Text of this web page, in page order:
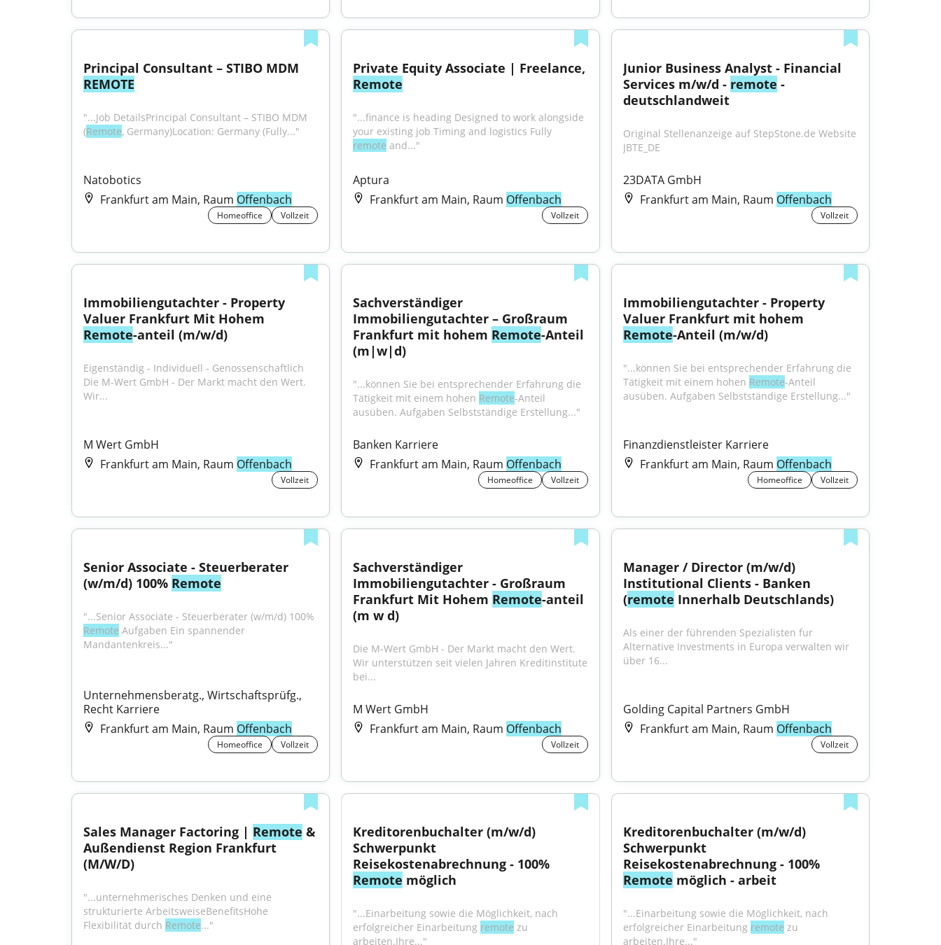
REMOTE
"...Job DetailsPrincipal Consultant – STIBO MDM
(Remote, Germany)Location: Germany (Fully..."
Natobotics
Frankfurt am Main, Raum Offenbach
Homeoffice Vollzeit
Remote
"...finance is heading Designed to work alongside
remote and..."
Aptura
Frankfurt am Main, Raum Offenbach
Vollzeit
Junior Business Analyst - Financial
Services m/w/d - remote -
deutschlandweit
Original Stellenanzeige auf StepStone.de Website
JBTE_DE
23DATA GmbH
Frankfurt am Main, Raum Offenbach
Vollzeit
Immobiliengutachter - Property
Remote-anteil (m/w/d)
Eigenständig - Individuell - Genossenschaftlich
Die M-Wert GmbH - Der Markt macht den Wert.
Wir...
M Wert GmbH
Frankfurt am Main, Raum Offenbach
Vollzeit
Sachverständiger
Immobiliengutachter – Großraum
Frankfurt mit hohem Remote-Anteil
(m|w|d)
"...können Sie bei entsprechender Erfahrung die
Tätigkeit mit einem hohen Remote-Anteil
ausüben. Aufgaben Selbstständige Erstellung..."
Banken Karriere
Frankfurt am Main, Raum Offenbach
Homeoffice Vollzeit
Immobiliengutachter - Property
Remote-Anteil (m/w/d)
"...können Sie bei entsprechender Erfahrung die
Tätigkeit mit einem hohen Remote-Anteil
ausüben. Aufgaben Selbstständige Erstellung..."
Finanzdienstleister Karriere
Frankfurt am Main, Raum Offenbach
Homeoffice Vollzeit
Senior Associate - Steuerberater
(w/m/d) 100% Remote
Remote Aufgaben Ein spannender
Mandantenkreis..."
Unternehmensberatg., Wirtschaftsprüfg.,
Recht Karriere
Frankfurt am Main, Raum Offenbach
Homeoffice Vollzeit
Sachverständiger
Immobiliengutachter - Großraum
Frankfurt Mit Hohem Remote-anteil
(m w d)
Die M-Wert GmbH - Der Markt macht den Wert.
Wir unterstützen seit vielen Jahren Kreditinstitute
bei...
M Wert GmbH
Frankfurt am Main, Raum Offenbach
Vollzeit
Manager / Director (m/w/d)
Institutional Clients - Banken
(remote Innerhalb Deutschlands)
Als einer der führenden Spezialisten fur
Alternative Investments in Europa verwalten wir
über 16...
Golding Capital Partners GmbH
Frankfurt am Main, Raum Offenbach
Vollzeit
Sales Manager Factoring | Remote &
Außendienst Region Frankfurt
(M/W/D)
"...unternehmerisches Denken und eine
strukturierte ArbeitsweiseBenefitsHohe
Flexibilität durch Remote..."
Kreditorenbuchalter (m/w/d)
Schwerpunkt
Remote möglich
"...Einarbeitung sowie die Möglichkeit, nach
erfolgreicher Einarbeitung remote zu
arbeiten.Ihre..."
Kreditorenbuchalter (m/w/d)
Schwerpunkt
Reisekostenabrechnung - 100%
Remote möglich - arbeit
"...Einarbeitung sowie die Möglichkeit, nach
erfolgreicher Einarbeitung remote zu
arbeiten.Ihre..."